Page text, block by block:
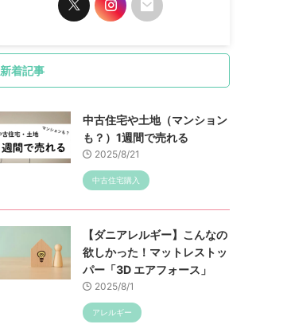
新着記事
中古住宅や土地（マンション
も？）1週間で売れる
2025/8/21
中古住宅購入
【ダニアレルギー】こんなの
欲しかった！マットレストッ
パー「3D エアフォース」
2025/8/1
アレルギー